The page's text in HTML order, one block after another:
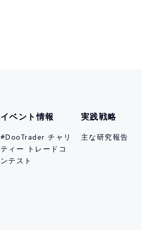
イベント情報
#DooTrader チャリ
ティー トレードコ
ンテスト
実践戦略
主な研究報告